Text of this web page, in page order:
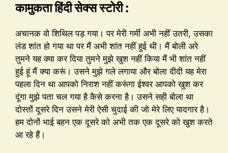
कामुकता हिंदी सेक्स स्टोरी :
अचानक वो शिथिल पड़ गया। पर मेरी गर्मी अभी नहीं उतरी, उसका
लंड शांत हो गया था पर मैं अभी शांत नहीं हुई थी। मैं बोली अरे
तुमने यह क्या कर दिया तुमने मुझे खुश नहीं किया मैं भी शांत नहीं
हुई हूं मैं क्या करूं। उसने मुझे गले लगाया और बोला दीदी यह मेरा
पहला दिन था आपको निराश नहीं करूंगा ईश्वर आपको खुश कर
दूंगा मुझे पता चल गया है कैसे करना है। उसने सही बोला था
दोस्तों दूसरे दिन उसने मेरी ऐसी चुदाई की जो मेरे लिए यादगार है।
हम दोनों भाई बहन एक दूसरे को अभी तक एक दूसरे को खुश करते
आ रहे हैं।